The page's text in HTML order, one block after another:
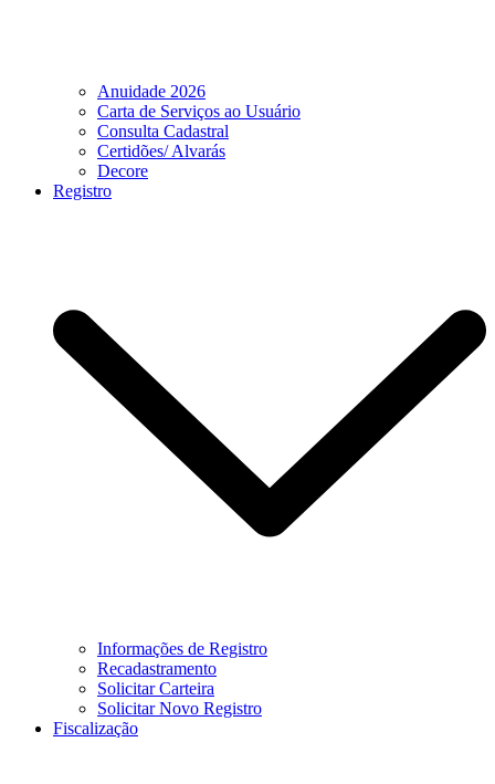
Anuidade 2026
Carta de Serviços ao Usuário
Consulta Cadastral
Certidões/ Alvarás
Decore
Registro
Informações de Registro
Recadastramento
Solicitar Carteira
Solicitar Novo Registro
Fiscalização